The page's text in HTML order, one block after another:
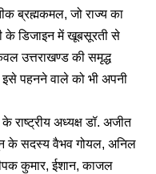
ब्रह्मकमल, जो राज्य का
के डिजाइन में खूबसूरती से
उत्तराखण्ड की समृद्ध
इसे पहनने वाले को भी अपनी
अध्यक्ष डॉ. अजीत
के सदस्य वैभव गोयल, अनिल
कुमार, ईशान, काजल